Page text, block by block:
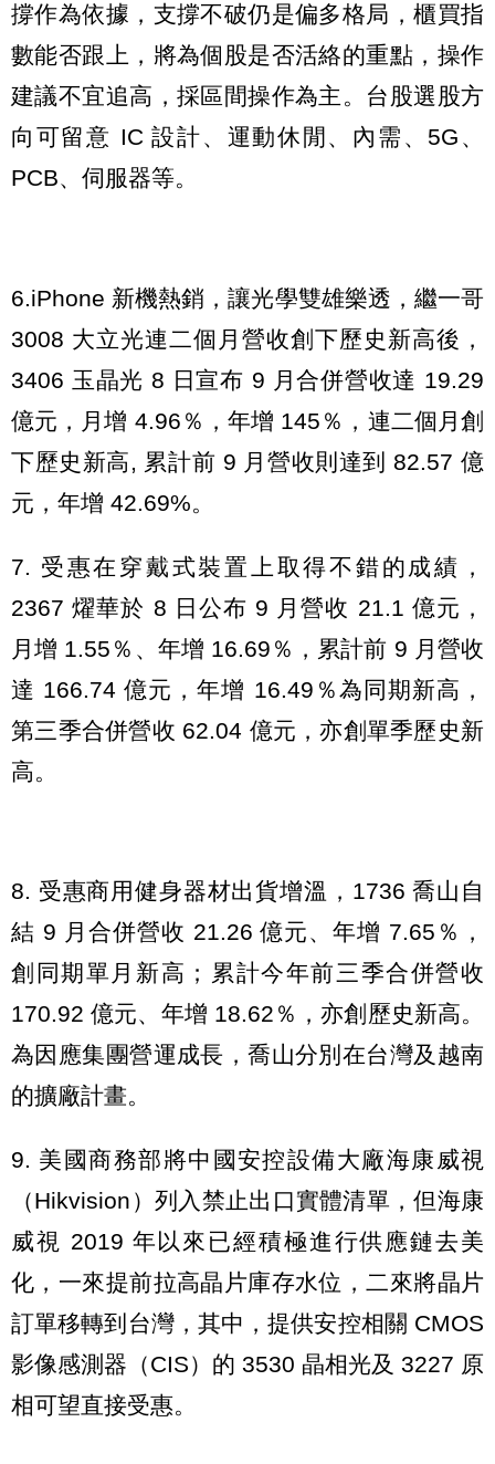
撐作為依據，支撐不破仍是偏多格局，櫃買指
數能否跟上，將為個股是否活絡的重點，操作
建議不宜追高，採區間操作為主。台股選股方
向可留意 IC 設計、運動休閒、內需、5G、
PCB、伺服器等。
6.iPhone 新機熱銷，讓光學雙雄樂透，繼一哥
3008 大立光連二個月營收創下歷史新高後，
3406 玉晶光 8 日宣布 9 月合併營收達 19.29
億元，月增 4.96％，年增 145％，連二個月創
下歷史新高, 累計前 9 月營收則達到 82.57 億
元，年增 42.69%。
7. 受惠在穿戴式裝置上取得不錯的成績，
2367 燿華於 8 日公布 9 月營收 21.1 億元，
月增 1.55％、年增 16.69％，累計前 9 月營收
達 166.74 億元，年增 16.49％為同期新高，
第三季合併營收 62.04 億元，亦創單季歷史新
高。
8. 受惠商用健身器材出貨增溫，1736 喬山自
結 9 月合併營收 21.26 億元、年增 7.65％，
創同期單月新高；累計今年前三季合併營收
170.92 億元、年增 18.62％，亦創歷史新高。
為因應集團營運成長，喬山分別在台灣及越南
的擴廠計畫。
9. 美國商務部將中國安控設備大廠海康威視
（Hikvision）列入禁止出口實體清單，但海康
威視 2019 年以來已經積極進行供應鏈去美
化，一來提前拉高晶片庫存水位，二來將晶片
訂單移轉到台灣，其中，提供安控相關 CMOS
影像感測器（CIS）的 3530 晶相光及 3227 原
相可望直接受惠。